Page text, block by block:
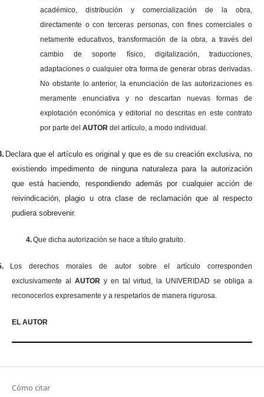
académico, distribución y comercialización de la obra,
directamente o con terceras personas, con fines comerciales o
netamente educativos, transformación de la obra, a través del
cambio de soporte físico, digitalización, traducciones,
adaptaciones o cualquier otra forma de generar obras derivadas.
No obstante lo anterior, la enunciación de las autorizaciones es
meramente enunciativa y no descartan nuevas formas de
explotación económica y editorial no descritas en este contrato
por parte del AUTOR del artículo, a modo individual.
Declara que el artículo es original y que es de su creación exclusiva, no
existiendo impedimento de ninguna naturaleza para la autorización
que está haciendo, respondiendo además por cualquier acción de
reivindicación, plagio u otra clase de reclamación que al respecto
pudiera sobrevenir.
4.Que dicha autorización se hace a título gratuito.
Los derechos morales de autor sobre el artículo corresponden
exclusivamente al AUTOR y en tal virtud, la UNIVERIDAD se obliga a
reconocerlos expresamente y a respetarlos de manera rigurosa.
EL AUTOR
Cómo citar